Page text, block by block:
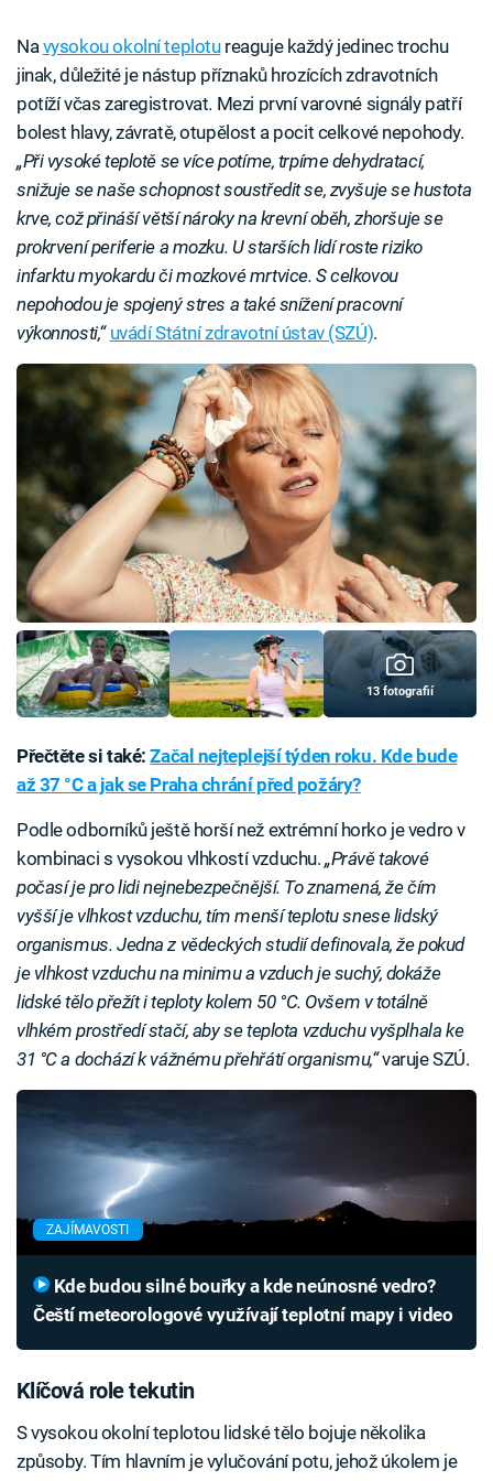
Na vysokou okolní teplotureaguje každý jedinec trochu
jinak, důležité je nástup příznaků hrozících zdravotních
potíží včas zaregistrovat. Mezi první varovné signály patří
bolest hlavy, závratě, otupělost a pocit celkové nepohody.
„Při vysoké teplotě se více potíme, trpíme dehydratací,
snižuje se naše schopnost soustředit se, zvyšuje se hustota
krve, což přináší větší nároky na krevní oběh, zhoršuje se
prokrvení periferie a mozku. U starších lidí roste riziko
infarktu myokardu či mozkové mrtvice. S celkovou
nepohodou je spojený stres a také snížení pracovní
výkonnosti,“ uvádí Státní zdravotní ústav (SZÚ).
13 fotografií
Přečtěte si také:Začal nejteplejší týden roku. Kde bude
až 37 °C a jak se Praha chrání před požáry?
Podle odborníků ještě horší než extrémní horko je vedro v
kombinaci s vysokou vlhkostí vzduchu. „Právě takové
počasí je pro lidi nejnebezpečnější. To znamená, že čím
vyšší je vlhkost vzduchu, tím menší teplotu snese lidský
organismus. Jedna z vědeckých studií definovala, že pokud
je vlhkost vzduchu na minimu a vzduch je suchý, dokáže
lidské tělo přežít i teploty kolem 50 °C. Ovšem v totálně
vlhkém prostředí stačí, aby se teplota vzduchu vyšplhala ke
31 °C a dochází k vážnému přehřátí organismu,“varuje SZÚ.
ZAJÍMAVOSTI
Čeští meteorologové využívají teplotní mapy i video
Klíčová role tekutin
S vysokou okolní teplotou lidské tělo bojuje několika
způsoby. Tím hlavním je vylučování potu, jehož úkolem je